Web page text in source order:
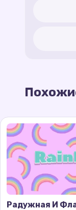
Радужная И